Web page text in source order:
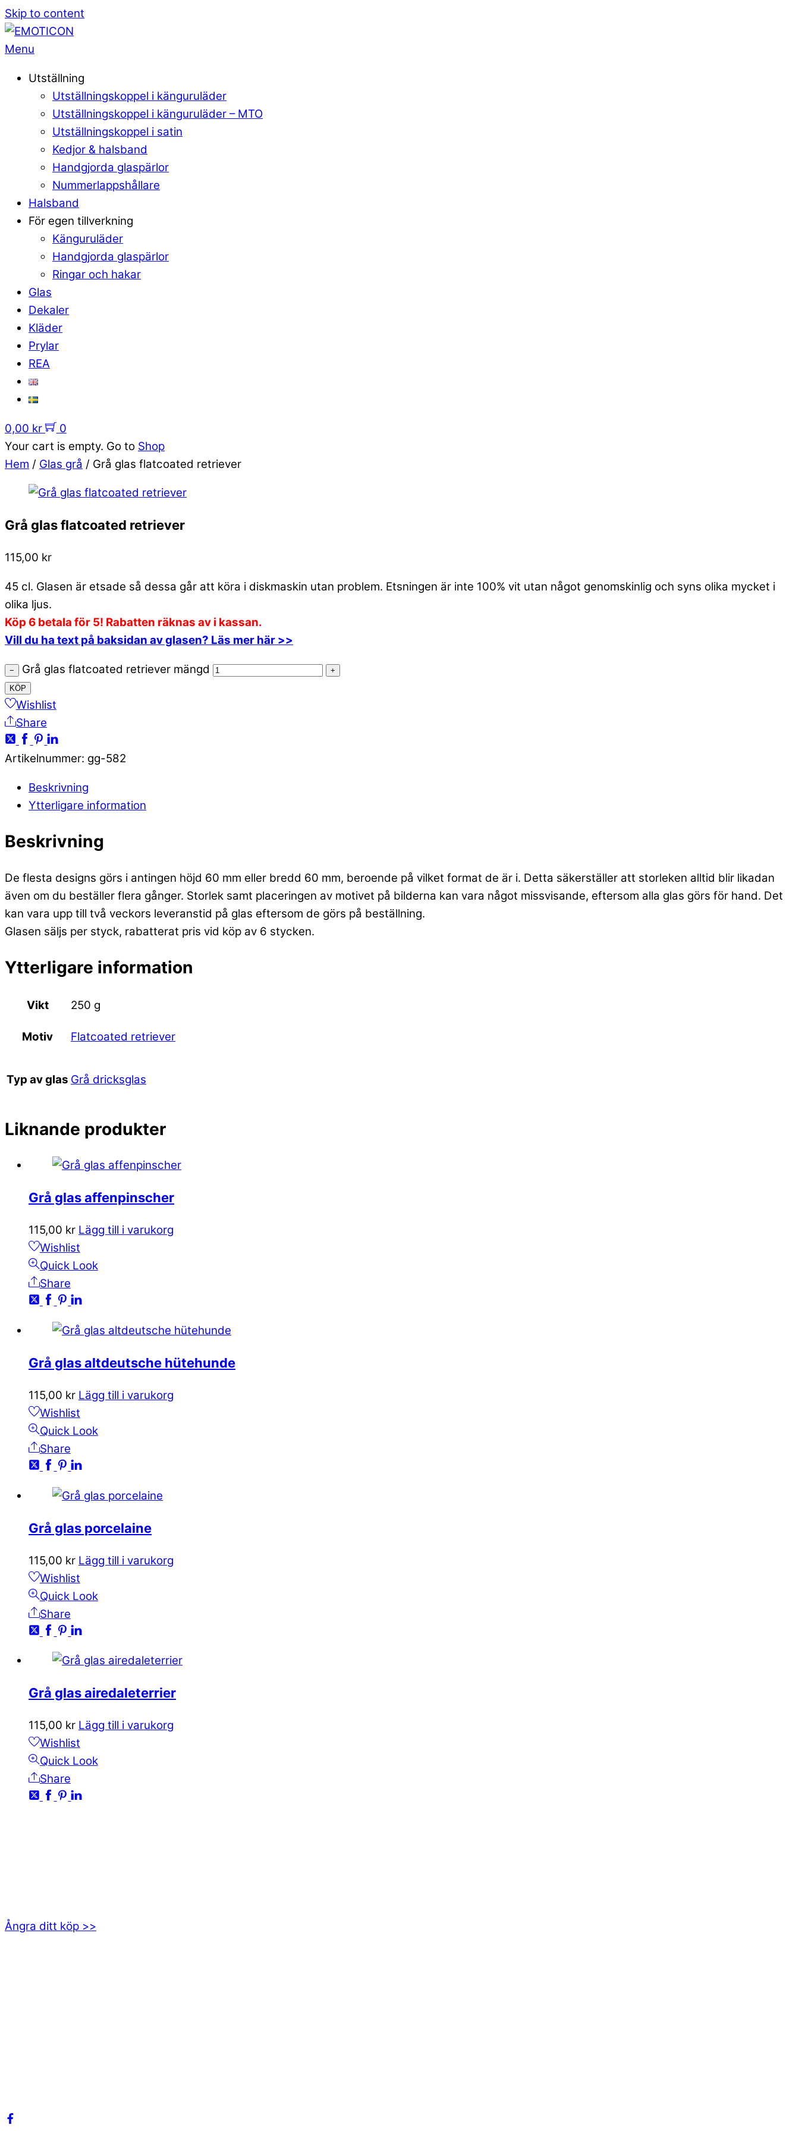
Skip to content
Menu
Utställning
Utställningskoppel i känguruläder
Utställningskoppel i känguruläder – MTO
Utställningskoppel i satin
Kedjor & halsband
Handgjorda glaspärlor
Nummerlappshållare
Halsband
För egen tillverkning
Känguruläder
Handgjorda glaspärlor
Ringar och hakar
Glas
Dekaler
Kläder
Prylar
REA
0,00 kr
0
Your cart is empty. Go to Shop
Hem / Glas grå / Grå glas flatcoated retriever
Grå glas flatcoated retriever
115,00 kr
45 cl. Glasen är etsade så dessa går att köra i diskmaskin utan problem. Etsningen är inte 100% vit utan något genomskinlig och syns olika mycket i
olika ljus.
Köp 6 betala för 5! Rabatten räknas av i kassan.
Vill du ha text på baksidan av glasen? Läs mer här >>
− Grå glas flatcoated retriever mängd
+
KÖP
Wishlist
Share
Artikelnummer: gg-582
Beskrivning
Ytterligare information
Beskrivning
De flesta designs görs i antingen höjd 60 mm eller bredd 60 mm, beroende på vilket format de är i. Detta säkerställer att storleken alltid blir likadan
även om du beställer flera gånger. Storlek samt placeringen av motivet på bilderna kan vara något missvisande, eftersom alla glas görs för hand. Det
kan vara upp till två veckors leveranstid på glas eftersom de görs på beställning.
Glasen säljs per styck, rabatterat pris vid köp av 6 stycken.
Ytterligare information
Vikt 250 g
Motiv Flatcoated retriever
Typ av glas Grå dricksglas
Liknande produkter
Grå glas affenpinscher
115,00 kr Lägg till i varukorg
Wishlist
Quick Look
Share
Grå glas altdeutsche hütehunde
115,00 kr Lägg till i varukorg
Wishlist
Quick Look
Share
Grå glas porcelaine
115,00 kr Lägg till i varukorg
Wishlist
Quick Look
Share
Grå glas airedaleterrier
115,00 kr Lägg till i varukorg
Wishlist
Quick Look
Share
Ångra ditt köp >>